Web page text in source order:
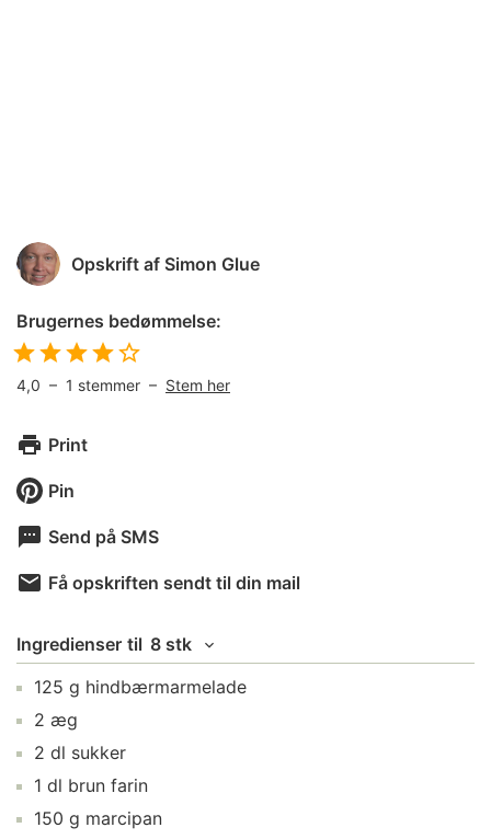
Opskrift af Simon Glue
Brugernes bedømmelse:
4,0 – 1 stemmer – Stem her
Print
Pin
Send på SMS
Få opskriften sendt til din mail
Ingredienser til 8 stk
125 g hindbærmarmelade
2 æg
2 dl sukker
1 dl brun farin
150 g marcipan